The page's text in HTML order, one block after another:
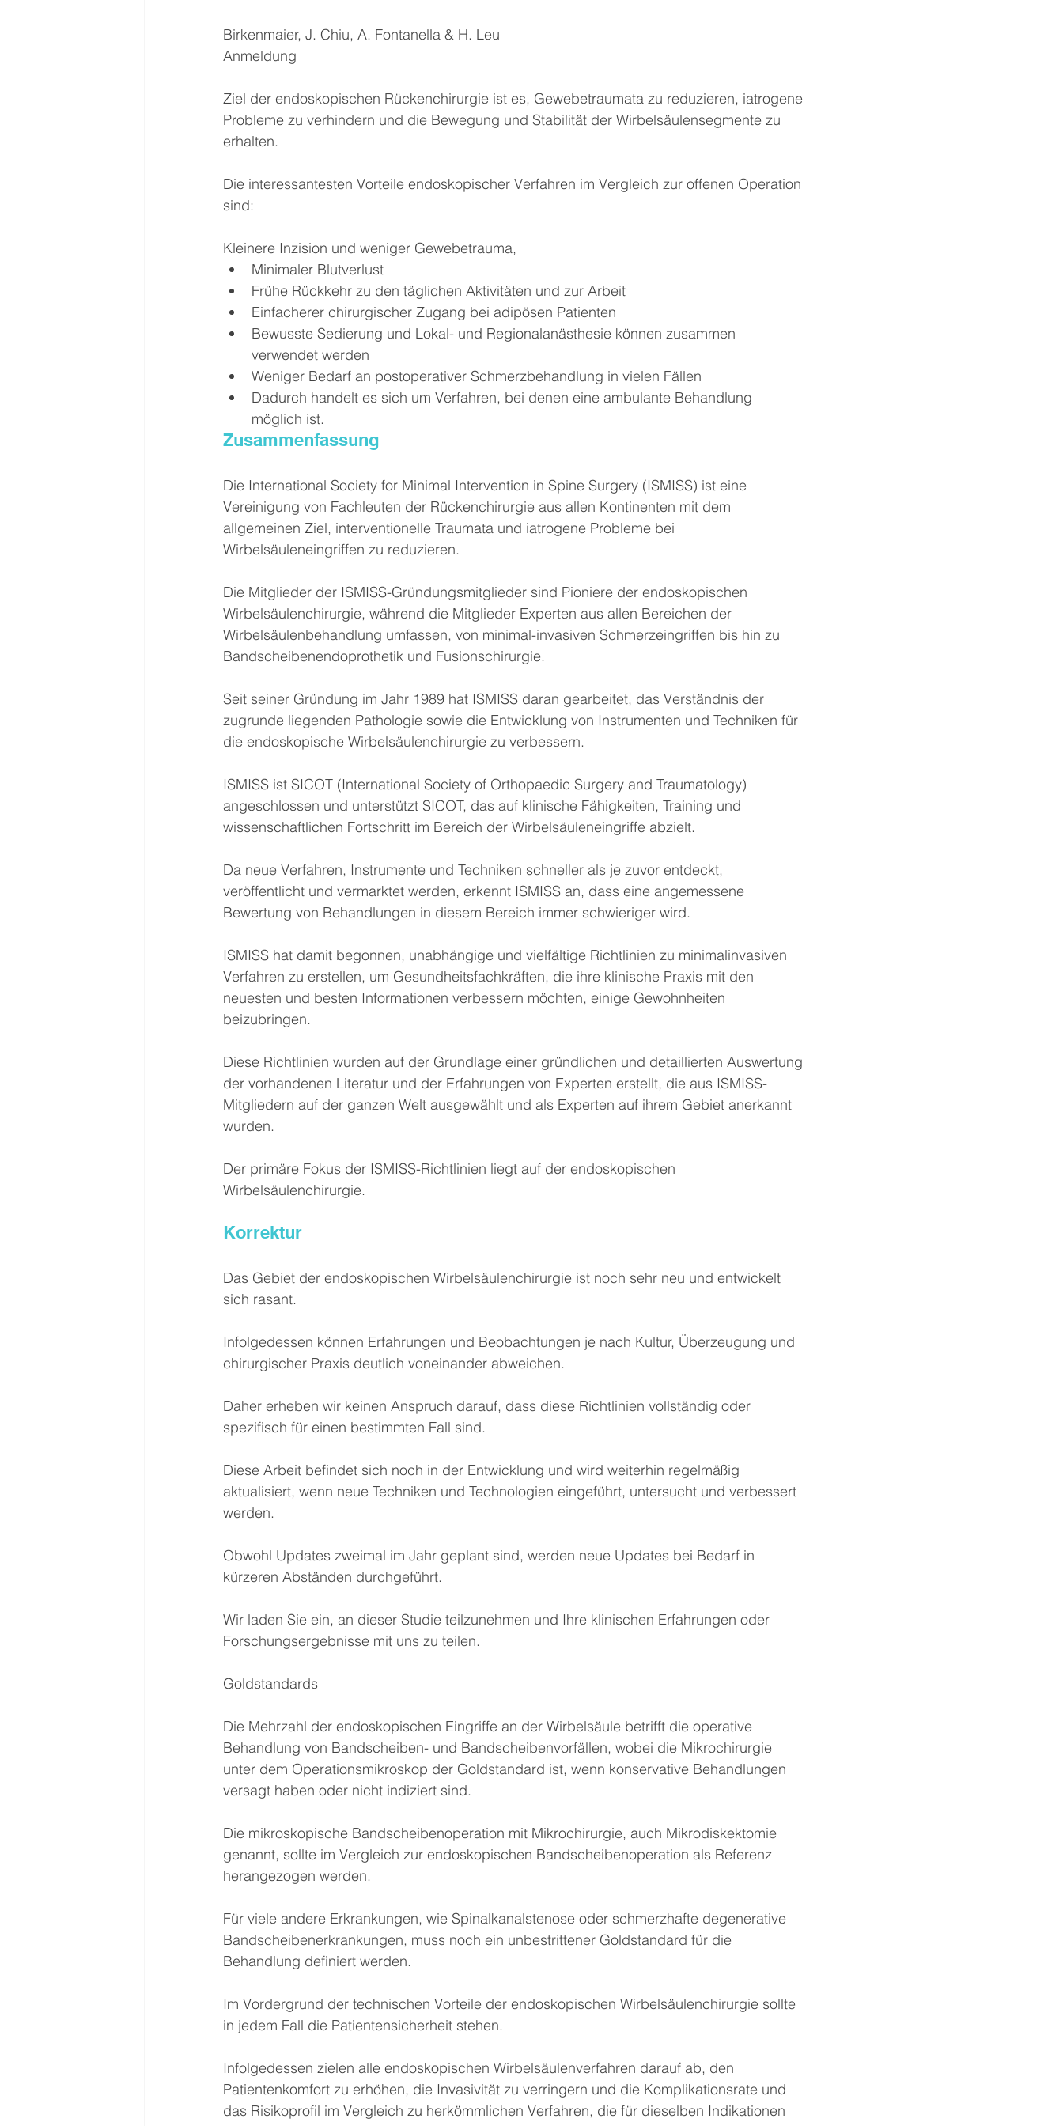
Birkenmaier, J. Chiu, A. Fontanella & H. Leu
Anmeldung
Ziel der endoskopischen Rückenchirurgie ist es, Gewebetraumata zu reduzieren, iatrogene
Probleme zu verhindern und die Bewegung und Stabilität der Wirbelsäulensegmente zu
erhalten.
Die interessantesten Vorteile endoskopischer Verfahren im Vergleich zur offenen Operation
sind:
Kleinere Inzision und weniger Gewebetrauma,
Minimaler Blutverlust
Frühe Rückkehr zu den täglichen Aktivitäten und zur Arbeit
Einfacherer chirurgischer Zugang bei adipösen Patienten
Bewusste Sedierung und Lokal- und Regionalanästhesie können zusammen
verwendet werden
Weniger Bedarf an postoperativer Schmerzbehandlung in vielen Fällen
Dadurch handelt es sich um Verfahren, bei denen eine ambulante Behandlung
möglich ist.
Zusammenfassung
Die International Society for Minimal Intervention in Spine Surgery (ISMISS) ist eine
Vereinigung von Fachleuten der Rückenchirurgie aus allen Kontinenten mit dem
allgemeinen Ziel, interventionelle Traumata und iatrogene Probleme bei
Wirbelsäuleneingriffen zu reduzieren.
Die Mitglieder der ISMISS-Gründungsmitglieder sind Pioniere der endoskopischen
Wirbelsäulenchirurgie, während die Mitglieder Experten aus allen Bereichen der
Wirbelsäulenbehandlung umfassen, von minimal-invasiven Schmerzeingriffen bis hin zu
Bandscheibenendoprothetik und Fusionschirurgie.
Seit seiner Gründung im Jahr 1989 hat ISMISS daran gearbeitet, das Verständnis der
zugrunde liegenden Pathologie sowie die Entwicklung von Instrumenten und Techniken für
die endoskopische Wirbelsäulenchirurgie zu verbessern.
ISMISS ist SICOT (International Society of Orthopaedic Surgery and Traumatology)
angeschlossen und unterstützt SICOT, das auf klinische Fähigkeiten, Training und
wissenschaftlichen Fortschritt im Bereich der Wirbelsäuleneingriffe abzielt.
Da neue Verfahren, Instrumente und Techniken schneller als je zuvor entdeckt,
veröffentlicht und vermarktet werden, erkennt ISMISS an, dass eine angemessene
Bewertung von Behandlungen in diesem Bereich immer schwieriger wird.
ISMISS hat damit begonnen, unabhängige und vielfältige Richtlinien zu minimalinvasiven
Verfahren zu erstellen, um Gesundheitsfachkräften, die ihre klinische Praxis mit den
neuesten und besten Informationen verbessern möchten, einige Gewohnheiten
beizubringen.
Diese Richtlinien wurden auf der Grundlage einer gründlichen und detaillierten Auswertung
der vorhandenen Literatur und der Erfahrungen von Experten erstellt, die aus ISMISS-
Mitgliedern auf der ganzen Welt ausgewählt und als Experten auf ihrem Gebiet anerkannt
wurden.
Der primäre Fokus der ISMISS-Richtlinien liegt auf der endoskopischen
Wirbelsäulenchirurgie.
Korrektur
Das Gebiet der endoskopischen Wirbelsäulenchirurgie ist noch sehr neu und entwickelt
sich rasant.
Infolgedessen können Erfahrungen und Beobachtungen je nach Kultur, Überzeugung und
chirurgischer Praxis deutlich voneinander abweichen.
Daher erheben wir keinen Anspruch darauf, dass diese Richtlinien vollständig oder
spezifisch für einen bestimmten Fall sind.
Diese Arbeit befindet sich noch in der Entwicklung und wird weiterhin regelmäßig
aktualisiert, wenn neue Techniken und Technologien eingeführt, untersucht und verbessert
werden.
Obwohl Updates zweimal im Jahr geplant sind, werden neue Updates bei Bedarf in
kürzeren Abständen durchgeführt.
Wir laden Sie ein, an dieser Studie teilzunehmen und Ihre klinischen Erfahrungen oder
Forschungsergebnisse mit uns zu teilen.
Goldstandards
Die Mehrzahl der endoskopischen Eingriffe an der Wirbelsäule betrifft die operative
Behandlung von Bandscheiben- und Bandscheibenvorfällen, wobei die Mikrochirurgie
unter dem Operationsmikroskop der Goldstandard ist, wenn konservative Behandlungen
versagt haben oder nicht indiziert sind.
Die mikroskopische Bandscheibenoperation mit Mikrochirurgie, auch Mikrodiskektomie
genannt, sollte im Vergleich zur endoskopischen Bandscheibenoperation als Referenz
herangezogen werden.
Für viele andere Erkrankungen, wie Spinalkanalstenose oder schmerzhafte degenerative
Bandscheibenerkrankungen, muss noch ein unbestrittener Goldstandard für die
Behandlung definiert werden.
Im Vordergrund der technischen Vorteile der endoskopischen Wirbelsäulenchirurgie sollte
in jedem Fall die Patientensicherheit stehen.
Infolgedessen zielen alle endoskopischen Wirbelsäulenverfahren darauf ab, den
Patientenkomfort zu erhöhen, die Invasivität zu verringern und die Komplikationsrate und
das Risikoprofil im Vergleich zu herkömmlichen Verfahren, die für dieselben Indikationen